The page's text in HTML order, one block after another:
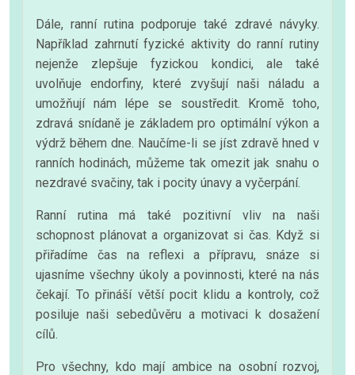
Dále, ranní rutina podporuje také zdravé návyky.
Například zahrnutí fyzické aktivity do ranní rutiny
nejenže zlepšuje fyzickou kondici, ale také
uvolňuje endorfiny, které zvyšují naši náladu a
umožňují nám lépe se soustředit. Kromě toho,
zdravá snídaně je základem pro optimální výkon a
výdrž během dne. Naučíme-li se jíst zdravě hned v
ranních hodinách, můžeme tak omezit jak snahu o
nezdravé svačiny, tak i pocity únavy a vyčerpání.
Ranní rutina má také pozitivní vliv na naši
schopnost plánovat a organizovat si čas. Když si
přiřadíme čas na reflexi a přípravu, snáze si
ujasníme všechny úkoly a povinnosti, které na nás
čekají. To přináší větší pocit klidu a kontroly, což
posiluje naši sebedůvěru a motivaci k dosažení
cílů.
Pro všechny, kdo mají ambice na osobní rozvoj,